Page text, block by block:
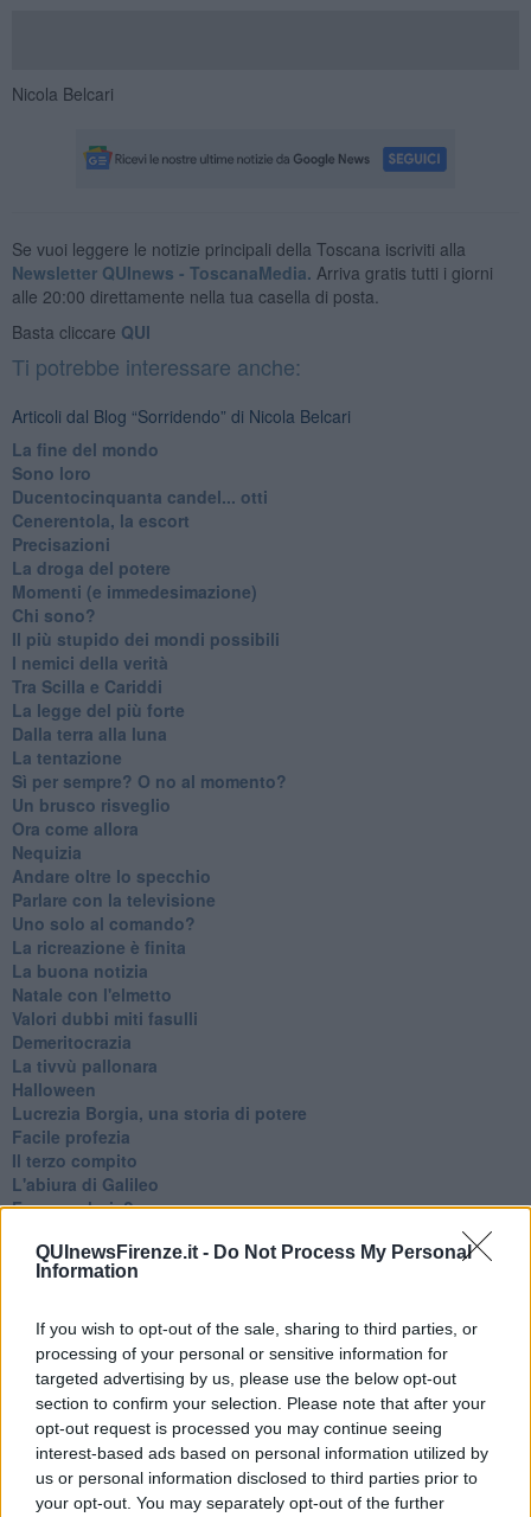
QUInewsFirenze.it - Do Not Process My Personal
Information
If you wish to opt-out of the sale, sharing to third parties, or
processing of your personal or sensitive information for
targeted advertising by us, please use the below opt-out
section to confirm your selection. Please note that after your
opt-out request is processed you may continue seeing
interest-based ads based on personal information utilized by
us or personal information disclosed to third parties prior to
your opt-out. You may separately opt-out of the further
Nicola Belcari
Se vuoi leggere le notizie principali della Toscana iscriviti alla
Newsletter QUInews - ToscanaMedia. Arriva gratis tutti i giorni
alle 20:00 direttamente nella tua casella di posta.
Basta cliccare QUI
Ti potrebbe interessare anche:
Articoli dal Blog “Sorridendo” di Nicola Belcari
La fine del mondo
Sono loro
Ducentocinquanta candel... otti
Cenerentola, la escort
Precisazioni
La droga del potere
Momenti (e immedesimazione)
Chi sono?
Il più stupido dei mondi possibili
I nemici della verità
Tra Scilla e Cariddi
La legge del più forte
Dalla terra alla luna
La tentazione
​Sì per sempre? O no al momento?
Un brusco risveglio
Ora come allora
Nequizia
Andare oltre lo specchio
Parlare con la televisione
Uno solo al comando?
La ricreazione è finita
La buona notizia
Natale con l'elmetto
Valori dubbi miti fasulli
Demeritocrazia
La tivvù pallonara
Halloween
​Lucrezia Borgia, una storia di potere
Facile profezia
Il terzo compito
L'abiura di Galileo
Fu vera gloria?
La truffa all'anziano
Alla fermata dell'autobus
Diseducazione televisiva e inerzia della politica
Foto storica
Esequie solenni
Nostalgia del sangue blu
Teste calde
Non avere e non essere
Armiamoci e... avviatevi
Da Capodanno a Carnevale